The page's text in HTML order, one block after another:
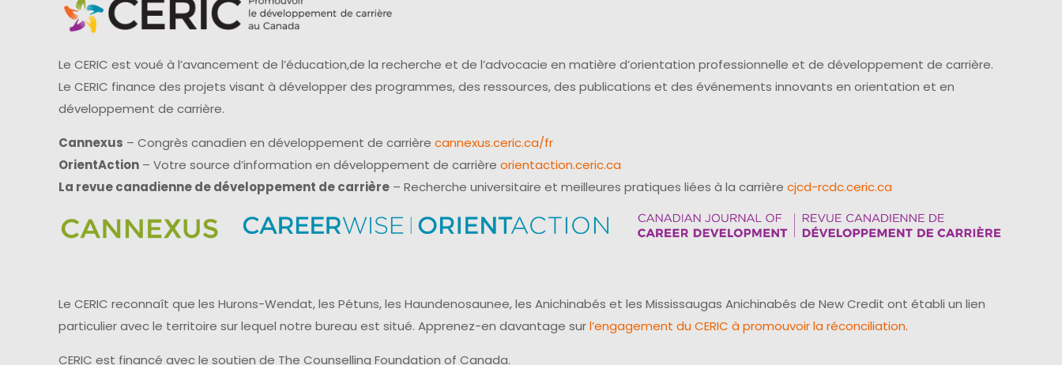
Le CERIC est voué à l’avancement de l’éducation,de la recherche et de l’advocacie en matière d’orientation professionnelle et de développement de carrière.
Le CERIC finance des projets visant à développer des programmes, des ressources, des publications et des événements innovants en orientation et en
développement de carrière.
Cannexus – Congrès canadien en développement de carrière cannexus.ceric.ca/fr
OrientAction – Votre source d’information en développement de carrière orientaction.ceric.ca
La revue canadienne de développement de carrière – Recherche universitaire et meilleures pratiques liées à la carrière cjcd-rcdc.ceric.ca
Le CERIC reconnaît que les Hurons-Wendat, les Pétuns, les Haundenosaunee, les Anichinabés et les Mississaugas Anichinabés de New Credit ont établi un lien
particulier avec le territoire sur lequel notre bureau est situé. Apprenez-en davantage surl’engagement du CERIC à promouvoir la réconciliation.
CERIC est financé avec le soutien de The Counselling Foundation of Canada.